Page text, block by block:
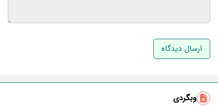
نام و نام خانوادگی
وبگردی